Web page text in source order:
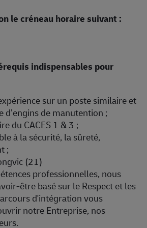
le créneau horaire suivant :
indispensables pour
sur un poste similaire et
d’engins de manutention ;
du CACES 1 & 3 ;
à la sécurité, la sûreté,
;
(21)
professionnelles, nous
être basé sur le Respect et les
d'intégration vous
notre Entreprise, nos